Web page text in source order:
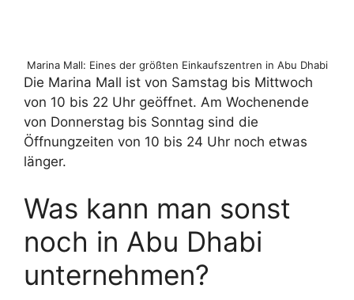
Marina Mall: Eines der größten Einkaufszentren in Abu Dhabi
Die Marina Mall ist von Samstag bis Mittwoch
von 10 bis 22 Uhr geöffnet. Am Wochenende
von Donnerstag bis Sonntag sind die
Öffnungzeiten von 10 bis 24 Uhr noch etwas
länger.
Was kann man sonst
noch in Abu Dhabi
unternehmen?